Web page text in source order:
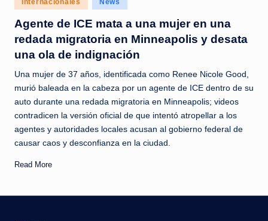
c
i
a
a
l
i
n
s
in
Internacionales News
Agente de ICE mata a una mujer en una
redada migratoria en Minneapolis y desata
una ola de indignación
Una mujer de 37 años, identificada como Renee Nicole Good,
murió baleada en la cabeza por un agente de ICE dentro de su
auto durante una redada migratoria en Minneapolis; videos
contradicen la versión oficial de que intentó atropellar a los
agentes y autoridades locales acusan al gobierno federal de
causar caos y desconfianza en la ciudad.
Read More